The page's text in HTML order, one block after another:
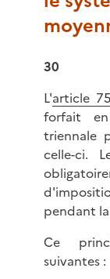
30
L'article
forfait
triennale
celle-ci.
pendant
Ce
suivantes :